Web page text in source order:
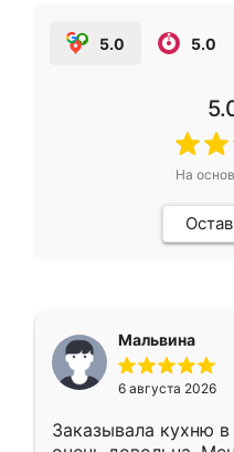
5.0 5.0
На
Мальвина
6 августа 2026
Заказывала кухню в